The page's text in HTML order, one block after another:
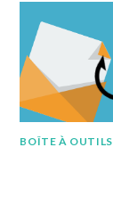
BOÎTE À OUTILS